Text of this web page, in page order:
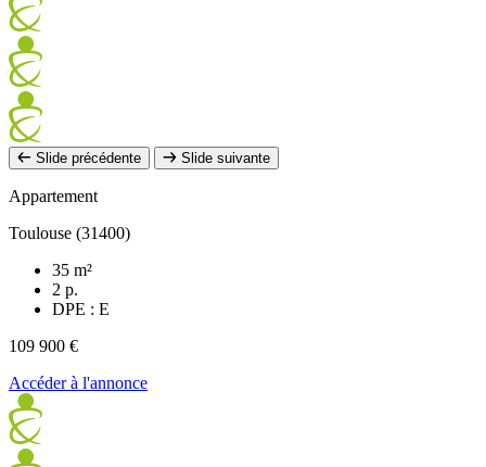
Slide précédente Slide suivante
Appartement
Toulouse (31400)
35 m²
2 p.
DPE : E
109 900 €
Accéder à l'annonce